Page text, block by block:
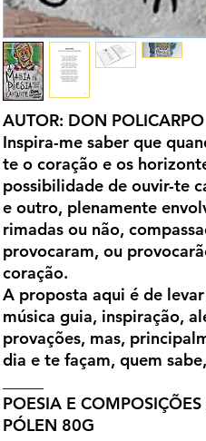
AUTOR: DON POLICARPO
Inspira-me saber que
te o coração e os
possibilidade de ouvir-te
e outro, plenamente
rimadas ou não,
provocaram, ou
coração.
ㅤㅤA proposta aqui é de
música guia, inspiração,
provações, mas,
dia e te façam, quem
POESIA E
PÓLEN 80G